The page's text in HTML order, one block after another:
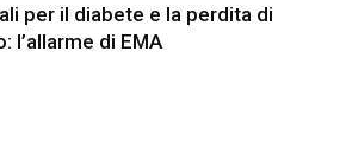
per il diabete e la perdita di
l’allarme di EMA